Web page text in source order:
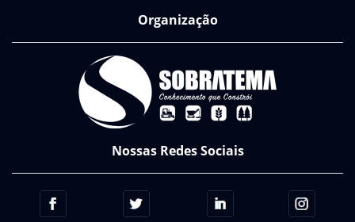
Organização
Nossas Redes Sociais